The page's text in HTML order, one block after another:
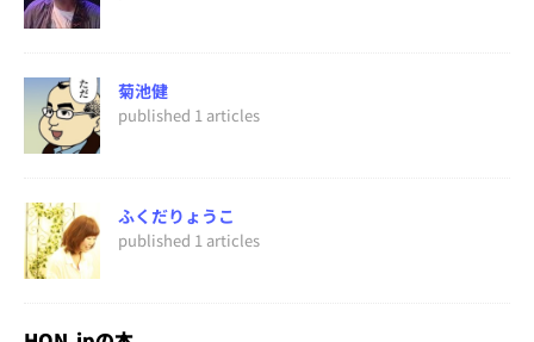
菊池健
published 1 articles
ふくだりょうこ
published 1 articles